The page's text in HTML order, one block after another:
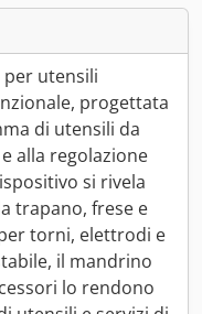
per utensili
progettata
di utensili da
alla regolazione
si rivela
trapano, frese e
torni, elettrodi e
il mandrino
lo rendono